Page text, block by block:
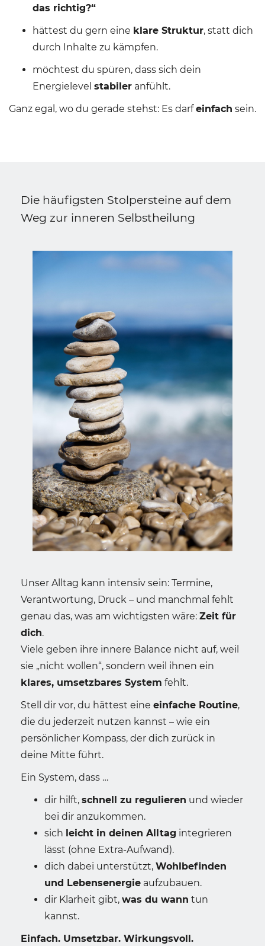
das richtig?“
hättest du gern eine klare Struktur, statt dich
durch Inhalte zu kämpfen.
möchtest du spüren, dass sich dein
Energielevel stabiler anfühlt.
Ganz egal, wo du gerade stehst: Es darfeinfach sein.
Die häufigsten Stolpersteine auf dem
Weg zur inneren Selbstheilung
Unser Alltag kann intensiv sein: Termine,
Verantwortung, Druck – und manchmal fehlt
genau das, was am wichtigsten wäre: Zeit für
dich.
Viele geben ihre innere Balance nicht auf, weil
sie „nicht wollen“, sondern weil ihnen ein
klares, umsetzbares System fehlt.
Stell dir vor, du hättest eine einfache Routine,
die du jederzeit nutzen kannst – wie ein
persönlicher Kompass, der dich zurück in
deine Mitte führt.
Ein System, dass …
dir hilft, schnell zu regulieren und wieder
bei dir anzukommen.
sich leicht in deinen Alltag integrieren
lässt (ohne Extra-Aufwand).
dich dabei unterstützt, Wohlbefinden
und Lebensenergie aufzubauen.
dir Klarheit gibt, was du wann tun
kannst.
Einfach. Umsetzbar. Wirkungsvoll.